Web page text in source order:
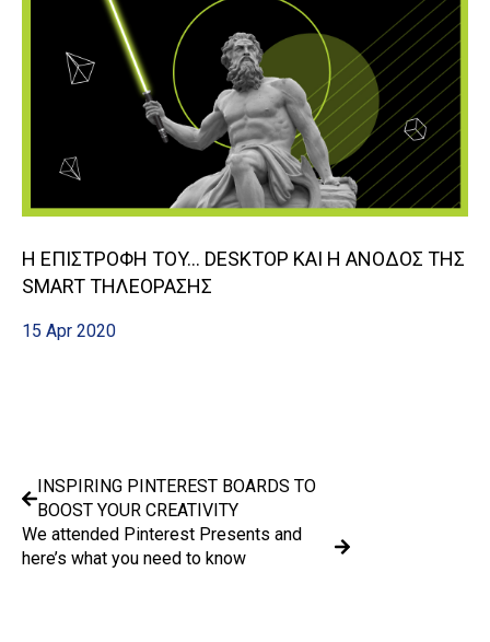
Η ΕΠΙΣΤΡΟΦΗ ΤΟΥ... DESKTOP ΚΑΙ Η ΑΝΟΔΟΣ ΤΗΣ
SMART ΤΗΛΕΟΡΑΣΗΣ
15 Apr 2020
INSPIRING PINTEREST BOARDS TO
BOOST YOUR CREATIVITY
We attended Pinterest Presents and
here’s what you need to know